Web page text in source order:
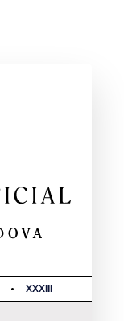
XXXIII